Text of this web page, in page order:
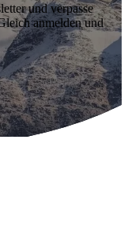
und verpasse
anmelden und